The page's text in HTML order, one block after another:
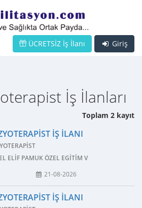
Giriş
ÜCRETSİZ İş İlanı
İş İlanları
Toplam 2 kayıt
İŞ İLANI
ELIF PAMUK ÖZEL EGITIM VE
21-08-2026
İŞ İLANI